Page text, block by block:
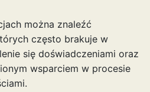
można znaleźć
często brakuje w
się doświadczeniami oraz
wsparciem w procesie